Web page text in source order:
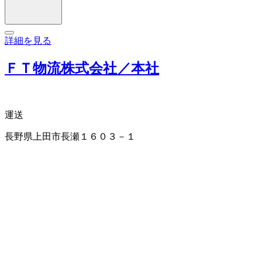
詳細を見る
ＦＴ物流株式会社／本社
運送
長野県上田市長瀬１６０３－１